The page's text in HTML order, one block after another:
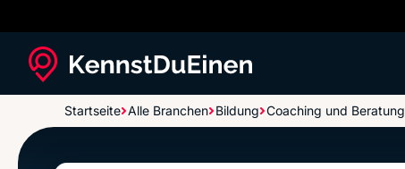
Startseite Alle Branchen Bildung Coaching und Beratung
Micaela Halboth